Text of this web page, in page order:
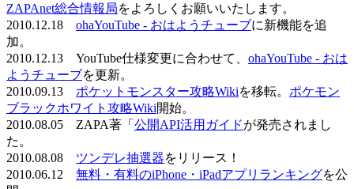
ZAPAnet総合情報局をよろしくお願いいたします。
2010.12.18 ohaYouTube - おはようチューブに新機能を追
加。
2010.12.13 YouTube仕様変更に合わせて、 ohaYouTube - おは
ようチューブを更新。
2010.09.13 ポケットモンスター攻略Wikiを移転。 ポケモン
ブラックホワイト攻略Wiki開始。
2010.08.05 ZAPA著「 公開API活用ガイドが発売されまし
た。
2010.08.08 ツンデレ抽選器をリリース！
2010.06.12 無料・有料のiPhone・iPadアプリランキングを公